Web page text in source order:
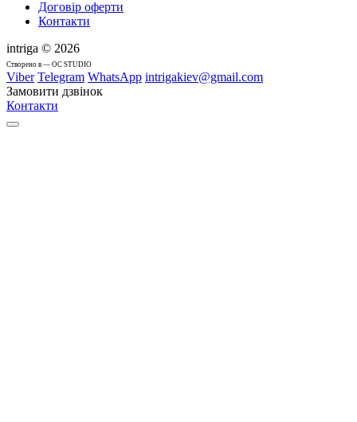
Договір оферти
Контакти
intriga © 2026
Cтворено в — OC STUDIO
Viber Telegram WhatsApp intrigakiev@gmail.com
Замовити дзвінок
Контакти